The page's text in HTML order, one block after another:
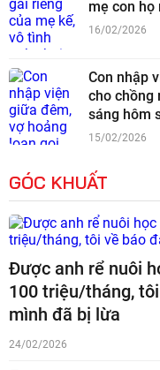
mẹ con họ
16/02/2026
Con nhập
cho chồng
sáng hôm
15/02/2026
GÓC KHUẤT
Được anh rể nuôi
100 triệu/tháng,
mình đã bị lừa
24/02/2026